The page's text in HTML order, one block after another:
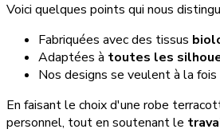
Voici quelques points qui nous
Fabriquées avec des tissus
Adaptées à toutes les
Nos designs se veulent à la fois
En faisant le choix d'une robe
personnel, tout en soutenant le